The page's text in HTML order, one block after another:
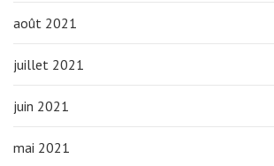
août 2021
juillet 2021
juin 2021
mai 2021